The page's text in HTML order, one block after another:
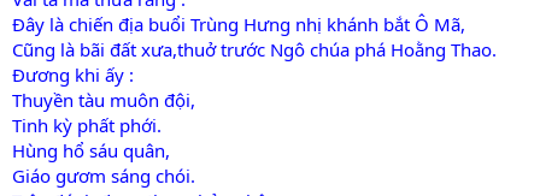
Đây là chiến địa buổi Trùng Hưng nhị khánh bắt Ô Mã,
Cũng là bãi đất xưa,thuở trước Ngô chúa phá Hoằng Thao.
Đương khi ấy :
Thuyền tàu muôn đội,
Tinh kỳ phất phới.
Hùng hổ sáu quân,
Giáo gươm sáng chói.